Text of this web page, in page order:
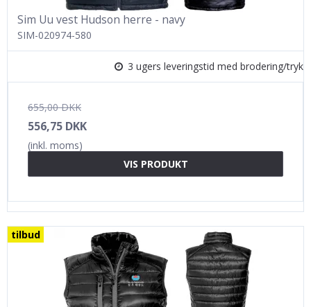
Sim Uu vest Hudson herre - navy
SIM-020974-580
3 ugers leveringstid med brodering/tryk
655,00 DKK
556,75 DKK
(inkl. moms)
VIS PRODUKT
tilbud